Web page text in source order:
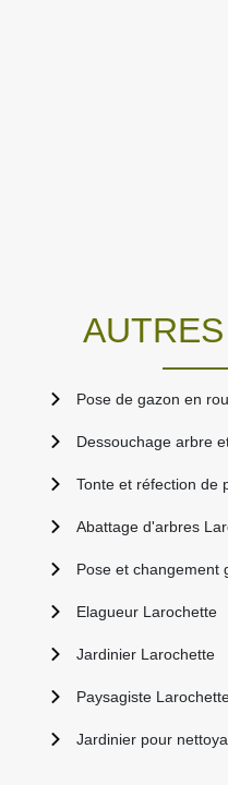
Pose de gazon en
Dessouchage arbre
Tonte et réfection de
Abattage d'arbres
Pose et changement
Elagueur Larochette
Jardinier Larochette
Paysagiste
Jardinier pour